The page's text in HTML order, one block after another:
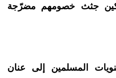
جثث خصومهم مضرّجة
المسلمين إلى عنان